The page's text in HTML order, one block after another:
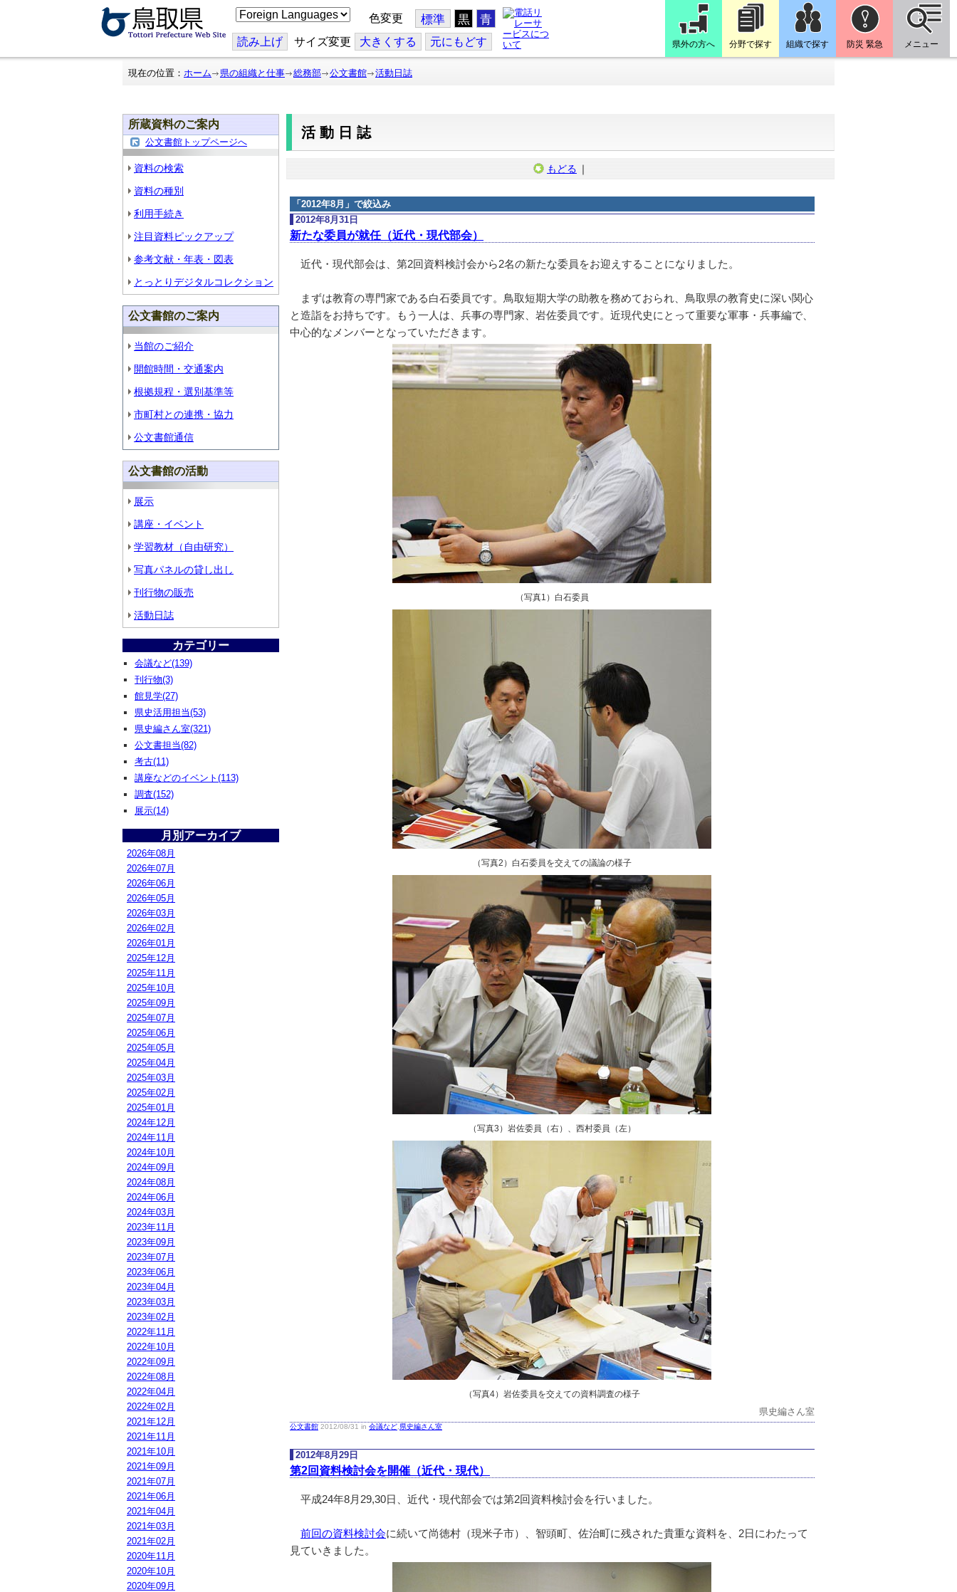
こ
の
ジ
を
翻
色変更 標準 黒 青
読み上げ サイズ変更 大きくする 元にもどす 県外の方へ 分野で探す 組織で探す 防災 緊急 メニュー
現在の位置： ホーム 県の組織と仕事 総務部 公文書館 活動日誌
所蔵資料のご案内
公文書館トップページへ
資料の検索
資料の種別
利用手続き
注目資料ピックアップ
参考文献・年表・図表
とっとりデジタルコレクション
公文書館のご案内
当館のご紹介
開館時間・交通案内
根拠規程・選別基準等
市町村との連携・協力
公文書館通信
公文書館の活動
展示
講座・イベント
学習教材（自由研究）
写真パネルの貸し出し
刊行物の販売
活動日誌
カテゴリー
会議など(139)
刊行物(3)
館見学(27)
県史活用担当(53)
県史編さん室(321)
公文書担当(82)
考古(11)
講座などのイベント(113)
調査(152)
展示(14)
月別アーカイブ
2026年08月
2026年07月
2026年06月
2026年05月
2026年03月
2026年02月
2026年01月
2025年12月
2025年11月
2025年10月
2025年09月
2025年07月
2025年06月
2025年05月
2025年04月
2025年03月
2025年02月
2025年01月
2024年12月
2024年11月
2024年10月
2024年09月
2024年08月
2024年06月
2024年03月
2023年11月
2023年09月
2023年07月
2023年06月
2023年04月
2023年03月
2023年02月
2022年11月
2022年10月
2022年09月
2022年08月
2022年04月
2022年02月
2021年12月
2021年11月
2021年10月
2021年09月
2021年07月
2021年06月
2021年04月
2021年03月
2021年02月
2020年11月
2020年10月
2020年09月
活動日誌
もどる ｜
「 2012年8月 」で絞込み
2012年8月31日
新たな委員が就任（近代・現代部会）
近代・現代部会は、第2回資料検討会から2名の新たな委員をお迎えすることになりました。
まずは教育の専門家である白石委員です。鳥取短期大学の助教を務めておられ、鳥取県の教育史に深い関心
と造詣をお持ちです。もう一人は、兵事の専門家、岩佐委員です。近現代史にとって重要な軍事・兵事編で、
中心的なメンバーとなっていただきます。
（写真1）白石委員
（写真2）白石委員を交えての議論の様子
（写真3）岩佐委員（右）、西村委員（左）
（写真4）岩佐委員を交えての資料調査の様子
県史編さん室
公文書館 2012/08/31 in 会議など 県史編さん室
2012年8月29日
第2回資料検討会を開催（近代・現代）
平成24年8月29,30日、近代・現代部会では第2回資料検討会を行いました。
前回の資料検討会に続いて尚徳村（現米子市）、智頭町、佐治町に残された貴重な資料を、2日にわたって
見ていきました。